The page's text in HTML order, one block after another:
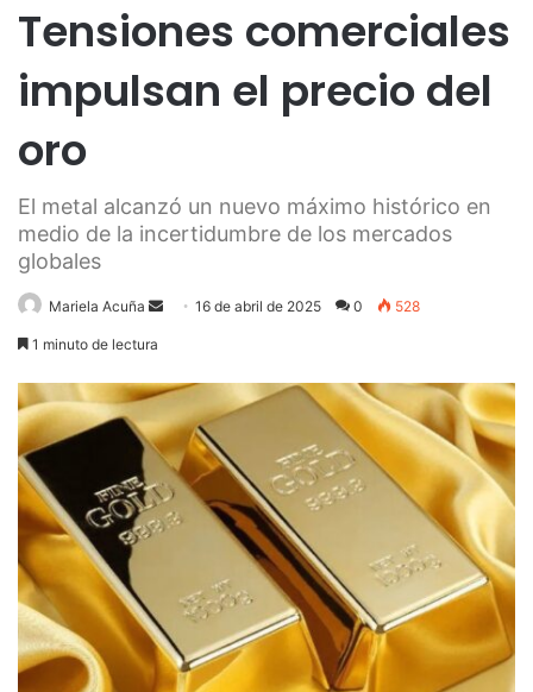
Tensiones comerciales
impulsan el precio del
oro
El metal alcanzó un nuevo máximo histórico en
medio de la incertidumbre de los mercados
globales
Mariela Acuña
Send16 de abril de 2025 0 528
1 minuto de lectura